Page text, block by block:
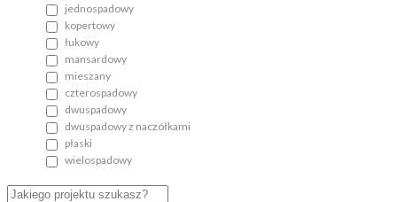
jednospadowy
kopertowy
łukowy
mansardowy
mieszany
czterospadowy
dwuspadowy
dwuspadowy z naczółkami
płaski
wielospadowy